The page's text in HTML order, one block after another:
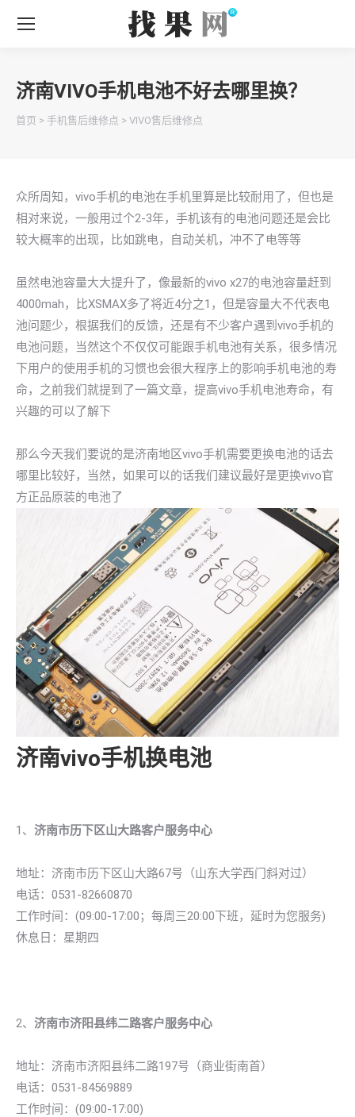
济南VIVO手机电池不好去哪里换？
你在这里：
首页 > 手机售后维修点 > VIVO售后维修点
众所周知，vivo手机的电池在手机里算是比较耐用了，但也是
相对来说，一般用过个2-3年，手机该有的电池问题还是会比
较大概率的出现，比如跳电，自动关机，冲不了电等等
虽然电池容量大大提升了，像最新的vivo x27的电池容量赶到
4000mah，比XSMAX多了将近4分之1，但是容量大不代表电
池问题少，根据我们的反馈，还是有不少客户遇到vivo手机的
电池问题，当然这个不仅仅可能跟手机电池有关系，很多情况
下用户的使用手机的习惯也会很大程序上的影响手机电池的寿
命，之前我们就提到了一篇文章，提高vivo手机电池寿命，有
兴趣的可以了解下
那么今天我们要说的是济南地区vivo手机需要更换电池的话去
哪里比较好，当然，如果可以的话我们建议最好是更换vivo官
方正品原装的电池了
济南vivo手机换电池
1、 济南市历下区山大路客户服务中心
地址：济南市历下区山大路67号（山东大学西门斜对过）
电话：0531-82660870
工作时间：(09:00-17:00；每周三20:00下班，延时为您服务)
休息日：星期四
2、 济南市济阳县纬二路客户服务中心
地址：济南市济阳县纬二路197号（商业街南首）
电话：0531-84569889
工作时间：(09:00-17:00)